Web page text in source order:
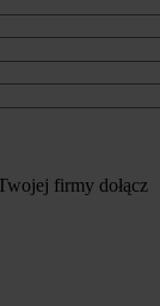
firmy dołącz